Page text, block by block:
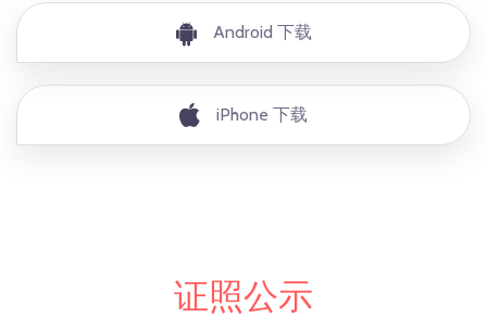
Android 下载
iPhone 下载
证照公示